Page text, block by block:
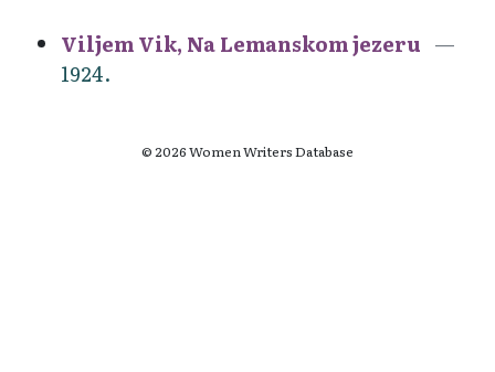
Viljem Vik, Na Lemanskom jezeru
1924.
© 2026 Women Writers Database